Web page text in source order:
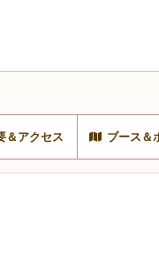
＆アクセス ブース＆